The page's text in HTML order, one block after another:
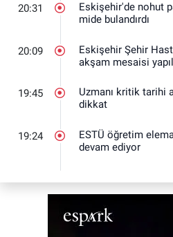
20:31
Eskişehir'de nohut
mide bulandırdı
20:09
Eskişehir Şehir
akşam mesaisi
19:45
Uzmanı kritik tarihi
dikkat
19:24
ESTÜ öğretim
devam ediyor